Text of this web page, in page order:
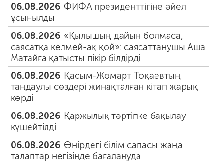
06.08.2026 ФИФА президенттігіне әйел
ұсынылды
06.08.2026 «Қылышың дайын болмаса,
саясатқа келмей-ақ қой»: саясаттанушы Аша
Матайға қатысты пікір білдірді
06.08.2026 Қасым-Жомарт Тоқаевтың
таңдаулы сөздері жинақталған кітап жарық
көрді
06.08.2026 Қаржылық тәртіпке бақылау
күшейтілді
06.08.2026 Өңірдегі білім сапасы жаңа
талаптар негізінде бағалануда